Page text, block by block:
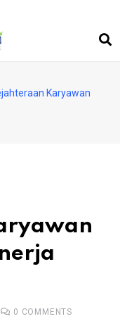
Karyawan
0 COMMENTS